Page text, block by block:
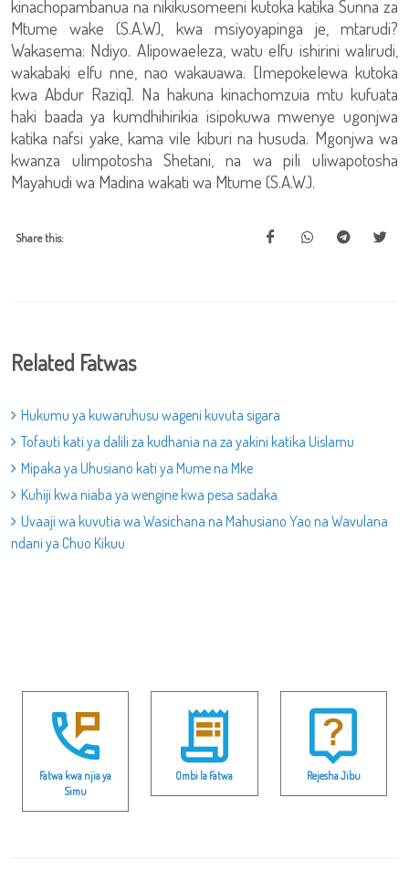
kinachopambanua na nikikusomeeni kutoka katika Sunna za
Mtume wake (S.A.W), kwa msiyoyapinga je, mtarudi?
Wakasema: Ndiyo. Alipowaeleza, watu elfu ishirini walirudi,
wakabaki elfu nne, nao wakauawa. [Imepokelewa kutoka
kwa Abdur Raziq]. Na hakuna kinachomzuia mtu kufuata
haki baada ya kumdhihirikia isipokuwa mwenye ugonjwa
katika nafsi yake, kama vile kiburi na husuda. Mgonjwa wa
kwanza ulimpotosha Shetani, na wa pili uliwapotosha
Mayahudi wa Madina wakati wa Mtume (S.A.W.).
Share this:
Related Fatwas
Hukumu ya kuwaruhusu wageni kuvuta sigara
Tofauti kati ya dalili za kudhania na za yakini katika Uislamu
Mipaka ya Uhusiano kati ya Mume na Mke
Kuhiji kwa niaba ya wengine kwa pesa sadaka
Uvaaji wa kuvutia wa Wasichana na Mahusiano Yao na Wavulana
ndani ya Chuo Kikuu
Fatwa kwa njia ya
Simu
Ombi la Fatwa Rejesha Jibu